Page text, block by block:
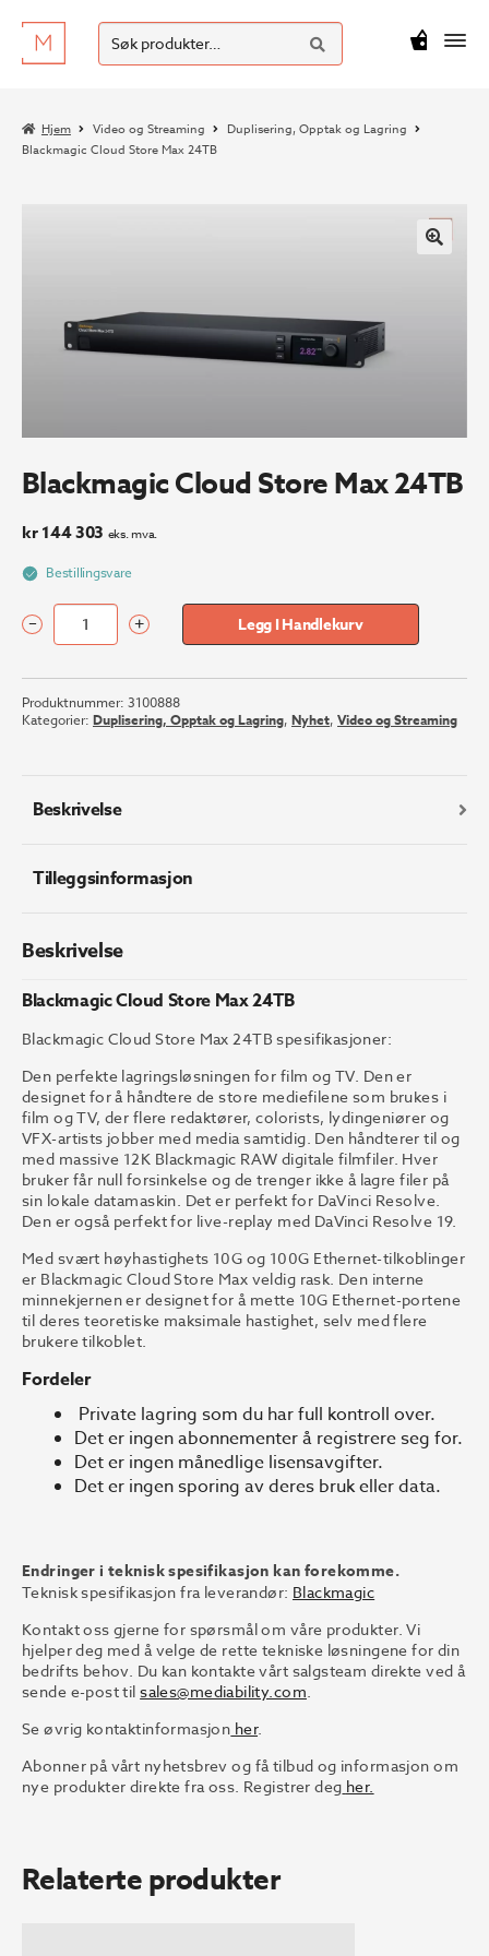
Hopp
til
Hopp
til
Søk
etter:
SØK
kr0
Hjem Video og Streaming
Duplisering, Opptak og Lagring
Blackmagic Cloud Store Max 24TB
Blackmagic Cloud Store Max 24TB
kr144 303 eks. mva.
Bestillingsvare
Blackmagic
Store
Max
24TB
– + Legg I Handlekurv
Produktnummer: 3100888
Kategorier: Duplisering, Opptak og Lagring, Nyhet, Video og Streaming
Beskrivelse
Tilleggsinformasjon
Beskrivelse
Blackmagic Cloud Store Max 24TB
Blackmagic Cloud Store Max 24TB spesifikasjoner:
Den perfekte lagringsløsningen for film og TV. Den er
designet for å håndtere de store mediefilene som brukes i
film og TV, der flere redaktører, colorists, lydingeniører og
VFX-artists jobber med media samtidig. Den håndterer til og
med massive 12K Blackmagic RAW digitale filmfiler. Hver
bruker får null forsinkelse og de trenger ikke å lagre filer på
sin lokale datamaskin. Det er perfekt for DaVinci Resolve.
Den er også perfekt for live-replay med DaVinci Resolve 19.
Med svært høyhastighets 10G og 100G Ethernet-tilkoblinger
er Blackmagic Cloud Store Max veldig rask. Den interne
minnekjernen er designet for å mette 10G Ethernet-portene
til deres teoretiske maksimale hastighet, selv med flere
brukere tilkoblet.
Fordeler
Private lagring som du har full kontroll over.
Det er ingen abonnementer å registrere seg for.
Det er ingen månedlige lisensavgifter.
Det er ingen sporing av deres bruk eller data.
Endringer i teknisk spesifikasjon kan forekomme.
Teknisk spesifikasjon fra leverandør: Blackmagic
Kontakt oss gjerne for spørsmål om våre produkter. Vi
hjelper deg med å velge de rette tekniske løsningene for din
bedrifts behov. Du kan kontakte vårt salgsteam direkte ved å
sende e-post tilsales@mediability.com.
Se øvrig kontaktinformasjon her.
Abonner på vårt nyhetsbrev og få tilbud og informasjon om
nye produkter direkte fra oss. Registrer deg her.
Relaterte produkter